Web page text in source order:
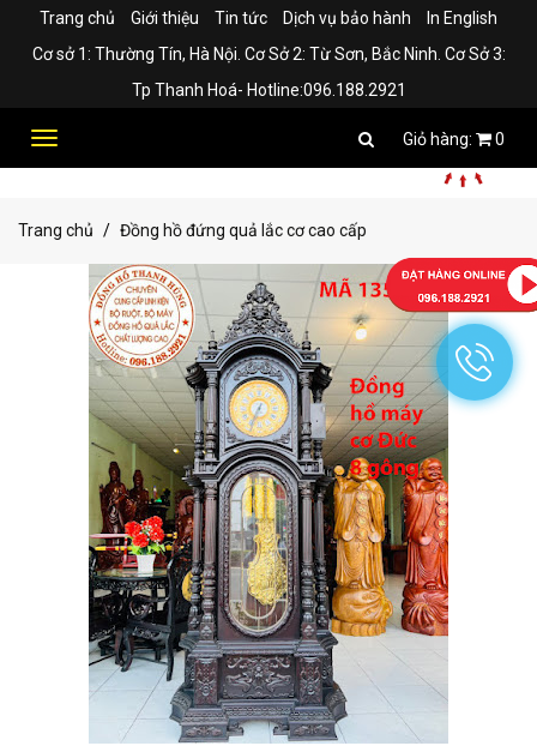
Trang chủ Giới thiệu Tin tức Dịch vụ bảo hành
In English
Cơ sở 1: Thường Tín, Hà Nội. Cơ Sở 2: Từ Sơn, Bắc Ninh. Cơ Sở 3:
Tp Thanh Hoá- Hotline:096.188.2921
Toggle
0
Trang chủ Đồng hồ đứng quả lắc cơ cao cấp